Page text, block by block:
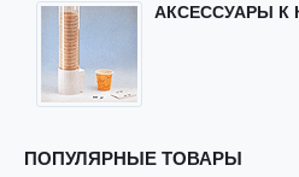
АКСЕССУАРЫ К
ПОПУЛЯРНЫЕ ТОВАРЫ